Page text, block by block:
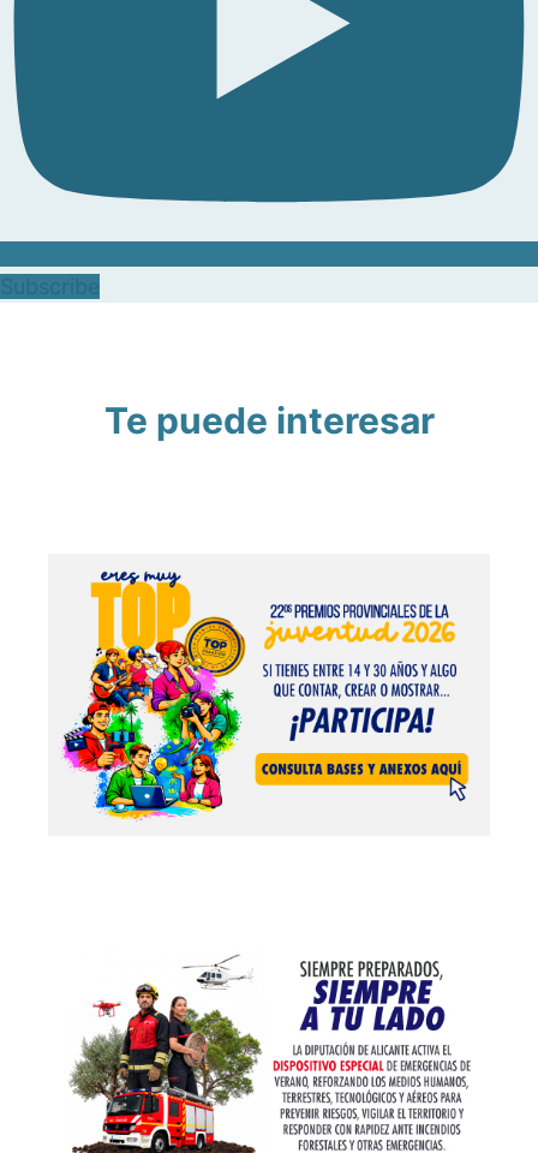
Te puede interesar